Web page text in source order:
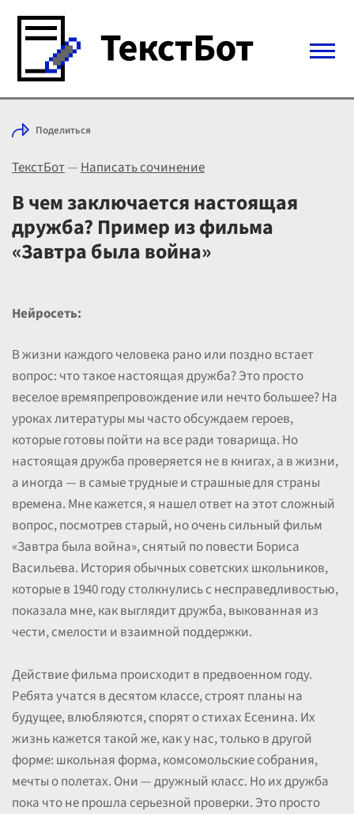
Войти с Telegram
Выбрать режим
Цены
Поделиться
ТекстБот—Написать сочинение
В чем заключается настоящая
дружба? Пример из фильма
«Завтра была война»
Нейросеть:
В жизни каждого человека рано или поздно встает
вопрос: что такое настоящая дружба? Это просто
веселое времяпрепровождение или нечто большее? На
уроках литературы мы часто обсуждаем героев,
которые готовы пойти на все ради товарища. Но
настоящая дружба проверяется не в книгах, а в жизни,
а иногда — в самые трудные и страшные для страны
времена. Мне кажется, я нашел ответ на этот сложный
вопрос, посмотрев старый, но очень сильный фильм
«Завтра была война», снятый по повести Бориса
Васильева. История обычных советских школьников,
которые в 1940 году столкнулись с несправедливостью,
показала мне, как выглядит дружба, выкованная из
чести, смелости и взаимной поддержки.
Действие фильма происходит в предвоенном году.
Ребята учатся в десятом классе, строят планы на
будущее, влюбляются, спорят о стихах Есенина. Их
жизнь кажется такой же, как у нас, только в другой
форме: школьная форма, комсомольские собрания,
мечты о полетах. Они — дружный класс. Но их дружба
пока что не прошла серьезной проверки. Это просто